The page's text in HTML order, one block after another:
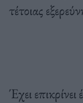
τέτοιας
Έχει